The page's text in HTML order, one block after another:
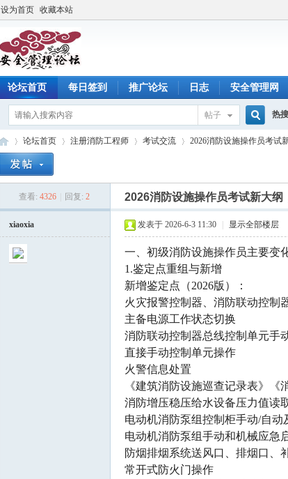
设为首页 收藏本站
论坛首页 每日签到 推广论坛 日志 安全管理网
帖子
搜
索
热
论坛首页 注册消防工程师
›
考试交流
›
2026消防设施操作员考试
查看: 4326 回复: 2 2026消防设施操作员考试新大纲
xiaoxia 发表于 2026-6-3 11:30 显示全部楼层
一、初级消防设施操作员主要变
1.鉴定点重组与新增
新增鉴定点（2026版）：
火灾报警控制器、消防联动控制
主备电源工作状态切换
消防联动控制器总线控制单元手
直接手动控制单元操作
火警信息处置
《建筑消防设施巡查记录表》
消防增压稳压给水设备压力值读
电动机消防泵组控制柜手动/自动
电动机消防泵组手动和机械应急
防烟排烟系统送风口、排烟口、
常开式防火门操作